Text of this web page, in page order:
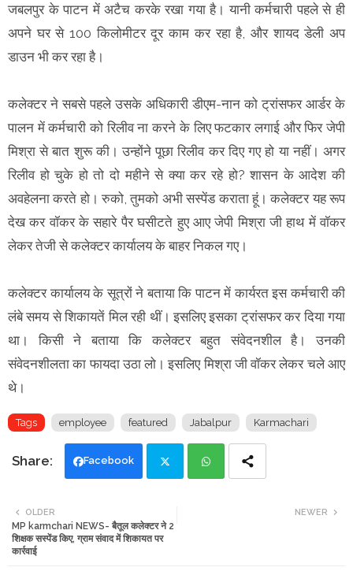
जबलपुर के पाटन में अटैच करके रखा गया है। यानी कर्मचारी पहले से ही
अपने घर से 100 किलोमीटर दूर काम कर रहा है, और शायद डेली अप
डाउन भी कर रहा है।
कलेक्टर ने सबसे पहले उसके अधिकारी डीएम-नान को ट्रांसफर आर्डर के
पालन में कर्मचारी को रिलीव ना करने के लिए फटकार लगाई और फिर जेपी
मिश्रा से बात शुरू की। उन्होंने पूछा रिलीव कर दिए गए हो या नहीं। अगर
रिलीव हो चुके हो तो दो महीने से क्या कर रहे हो? शासन के आदेश की
अवहेलना करते हो। रुको, तुमको अभी सस्पेंड कराता हूं। कलेक्टर यह रूप
देख कर वॉकर के सहारे पैर घसीटते हुए आए जेपी मिश्रा जी हाथ में वॉकर
लेकर तेजी से कलेक्टर कार्यालय के बाहर निकल गए।
कलेक्टर कार्यालय के सूत्रों ने बताया कि पाटन में कार्यरत इस कर्मचारी की
लंबे समय से शिकायतें मिल रही थीं। इसलिए इसका ट्रांसफर कर दिया गया
था। किसी ने बताया कि कलेक्टर बहुत संवेदनशील है। उनकी
संवेदनशीलता का फायदा उठा लो। इसलिए मिश्रा जी वॉकर लेकर चले आए
थे।
Tags employee featured Jabalpur Karmachari
Facebook
tte
NEWER
OLDER
MP karmchari NEWS- बैतूल कलेक्टर ने 2
शिक्षक सस्पेंड किए, ग्राम संवाद में शिकायत पर
कार्रवाई